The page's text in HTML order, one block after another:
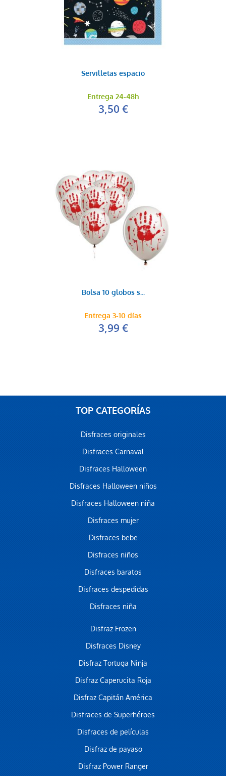
Servilletas espacio
Entrega 24-48h
3,50 €
Bolsa 10 globos s...
Entrega 3-10 días
3,99 €
TOP CATEGORÍAS
Disfraces originales
Disfraces Carnaval
Disfraces Halloween
Disfraces Halloween niños
Disfraces Halloween niña
Disfraces mujer
Disfraces bebe
Disfraces niños
Disfraces baratos
Disfraces despedidas
Disfraces niña
Disfraz Frozen
Disfraces Disney
Disfraz Tortuga Ninja
Disfraz Caperucita Roja
Disfraz Capitán América
Disfraces de Superhéroes
Disfraces de películas
Disfraz de payaso
Disfraz Power Ranger